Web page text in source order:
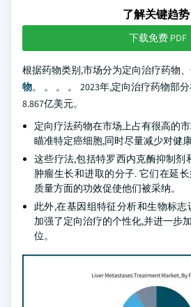
了解关键趋势
下载免费 PDF
根据药物类别,市场分为定向治疗药物
物。 。 。 。 2023年,定向治疗药物部
8.867亿美元。
定向疗法药物在市场上占有很高的
瞄准特定癌细胞,同时尽量减少对健
这些疗法,包括特罗西内克酶抑制剂
肿瘤生长和进取的分子. 它们在延
质量方面的功效促使他们被采纳。
此外,在基因组特征分析和生物标
加强了定向治疗的个性化,并进一步
位。